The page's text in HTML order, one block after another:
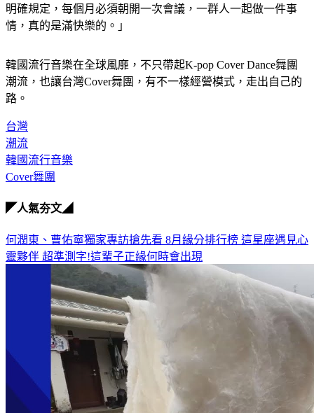
明確規定，每個月必須朝開一次會議，一群人一起做一件事
情，真的是滿快樂的。」
韓國流行音樂在全球風靡，不只帶起K-pop Cover Dance舞團
潮流，也讓台灣Cover舞團，有不一樣經營模式，走出自己的
路。
台灣
潮流
韓國流行音樂
Cover舞團
◤人氣夯文◢
何潤東、曹佑寧獨家專訪搶先看 8月緣分排行榜 這星座遇見心
靈夥伴 超準測字!這輩子正緣何時會出現